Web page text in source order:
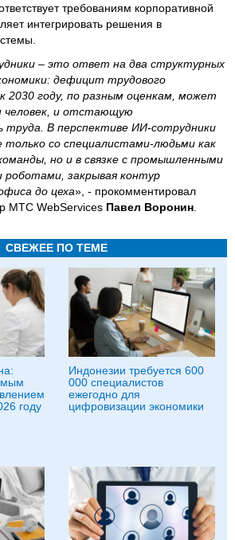
требованиям корпоративной
интегрировать решения в
– это ответ на два структурных
дефицит трудового
2030 году, по разным оценкам, может
человек, и отстающую
труда. В перспективе ИИ-сотрудники
со специалистами-людьми как
но и в связке с промышленными
закрывая контур
до цеха», - прокомментировал
МТС WebServices Павел Воронин
СВЕЖЕЕ ПО ТЕМЕ
году
Индонезии требуется 600
000 специалистов
ежегодно для
цифровизации экономики